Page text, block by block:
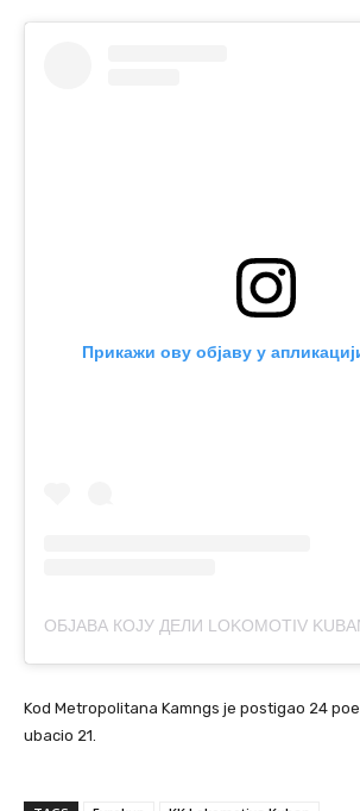
Прикажи ову објаву у
Kod Metropolitana Kamngs je postigao 24
ubacio 21.